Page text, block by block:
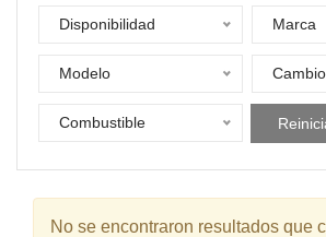
Disponibilidad Marca
Modelo Cambio
Combustible
No se encontraron resultados que